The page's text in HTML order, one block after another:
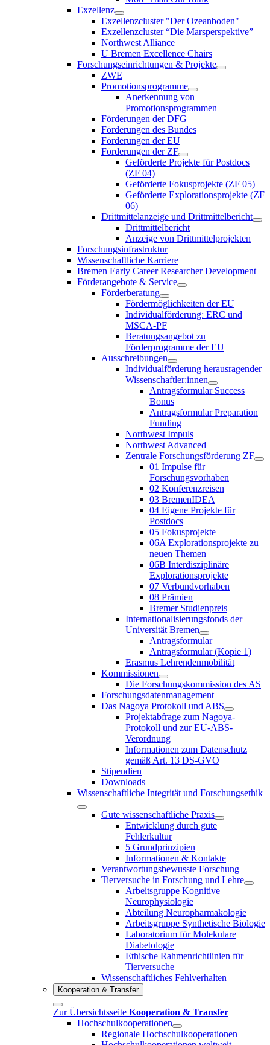
Exzellenz
Exzellenzcluster "Der Ozeanboden"
Exzellenzcluster “Die Marsperspektive”
Northwest Alliance
U Bremen Excellence Chairs
Forschungseinrichtungen & Projekte
ZWE
Promotionsprogramme
Anerkennung von
Promotionsprogrammen
Förderungen der DFG
Förderungen des Bundes
Förderungen der EU
Förderungen der ZF
Geförderte Projekte für Postdocs
(ZF 04)
Geförderte Fokusprojekte (ZF 05)
Geförderte Explorationsprojekte (ZF
06)
Drittmittelanzeige und Drittmittelbericht
Drittmittelbericht
Anzeige von Drittmittelprojekten
Forschungsinfrastruktur
Wissenschaftliche Karriere
Bremen Early Career Researcher Development
Förderangebote & Service
Förderberatung
Fördermöglichkeiten der EU
Individualförderung: ERC und
MSCA-PF
Beratungsangebot zu
Förderprogramme der EU
Ausschreibungen
Individualförderung herausragender
Wissenschaftler:innen
Antragsformular Success
Bonus
Antragsformular Preparation
Funding
Northwest Impuls
Northwest Advanced
Zentrale Forschungsförderung ZF
01 Impulse für
Forschungsvorhaben
02 Konferenzreisen
03 BremenIDEA
04 Eigene Projekte für
Postdocs
05 Fokusprojekte
06A Explorationsprojekte zu
neuen Themen
06B Interdisziplinäre
Explorationsprojekte
07 Verbundvorhaben
08 Prämien
Bremer Studienpreis
Internationalisierungsfonds der
Universität Bremen
Antragsformular
Antragsformular (Kopie 1)
Erasmus Lehrendenmobilität
Kommissionen
Die Forschungskommission des AS
Forschungsdatenmanagement
Das Nagoya Protokoll und ABS
Projektabfrage zum Nagoya-
Protokoll und zur EU-ABS-
Verordnung
Informationen zum Datenschutz
gemäß Art. 13 DS-GVO
Stipendien
Downloads
Wissenschaftliche Integrität und Forschungsethik
Gute wissenschaftliche Praxis
Entwicklung durch gute
Fehlerkultur
5 Grundprinzipien
Informationen & Kontakte
Verantwortungsbewusste Forschung
Tierversuche in Forschung und Lehre
Arbeitsgruppe Kognitive
Neurophysiologie
Abteilung Neuropharmakologie
Arbeitsgruppe Synthetische Biologie
Laboratorium für Molekulare
Diabetologie
Ethische Rahmenrichtlinien für
Tierversuche
Wissenschaftliches Fehlverhalten
Kooperation & Transfer
Zur Übersichtsseite Kooperation & Transfer
Hochschulkooperationen
Regionale Hochschulkooperationen